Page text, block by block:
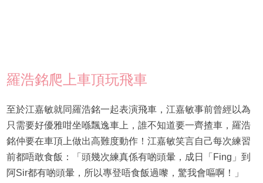
羅浩銘爬上車頂玩飛車
至於江嘉敏就同羅浩銘一起表演飛車，江嘉敏事前曾經以為
只需要好優雅咁坐喺飄逸車上，誰不知道要一齊揸車，羅浩
銘仲要在車頂上做出高難度動作！江嘉敏笑言自己每次練習
前都唔敢食飯：「頭幾次練真係有啲頭暈，成日「Fing」到
阿Sir都有啲頭暈，所以專登唔食飯過嚟，驚我會嘔啊！」